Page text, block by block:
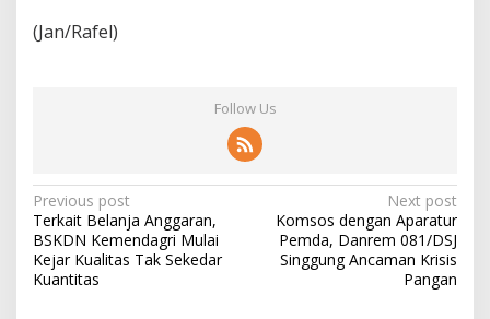
(Jan/Rafel)
Follow Us
P
o
s
t
Previous post
Terkait Belanja Anggaran,
BSKDN Kemendagri Mulai
Kejar Kualitas Tak Sekedar
Kuantitas
Next post
Komsos dengan Aparatur
Pemda, Danrem 081/DSJ
Singgung Ancaman Krisis
Pangan